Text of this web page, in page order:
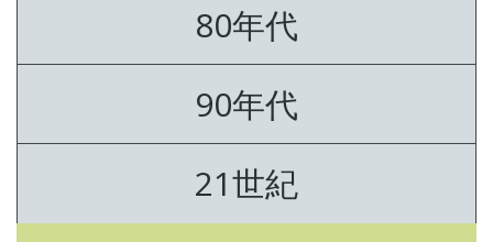
80年代
90年代
21世紀